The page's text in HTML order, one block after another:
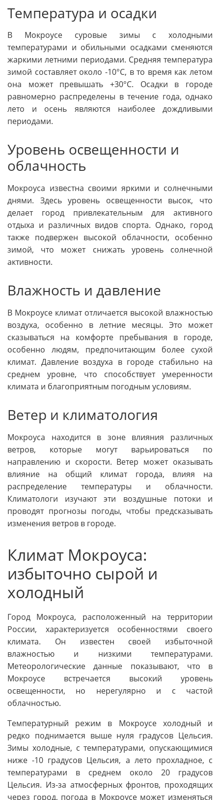
Температура и осадки
В Мокроусе суровые зимы с холодными
температурами и обильными осадками сменяются
жаркими летними периодами. Средняя температура
зимой составляет около -10°C, в то время как летом
она может превышать +30°C. Осадки в городе
равномерно распределены в течение года, однако
лето и осень являются наиболее дождливыми
периодами.
Уровень освещенности и
облачность
Мокроуса известна своими яркими и солнечными
днями. Здесь уровень освещенности высок, что
делает город привлекательным для активного
отдыха и различных видов спорта. Однако, город
также подвержен высокой облачности, особенно
зимой, что может снижать уровень солнечной
активности.
Влажность и давление
В Мокроусе климат отличается высокой влажностью
воздуха, особенно в летние месяцы. Это может
сказываться на комфорте пребывания в городе,
особенно людям, предпочитающим более сухой
климат. Давление воздуха в городе стабильно на
среднем уровне, что способствует умеренности
климата и благоприятным погодным условиям.
Ветер и климатология
Мокроуса находится в зоне влияния различных
ветров, которые могут варьироваться по
направлению и скорости. Ветер может оказывать
влияние на общий климат города, влияя на
распределение температуры и облачности.
Климатологи изучают эти воздушные потоки и
проводят прогнозы погоды, чтобы предсказывать
изменения ветров в городе.
Климат Мокроуса:
избыточно сырой и
холодный
Город Мокроуса, расположенный на территории
России, характеризуется особенностями своего
климата. Он известен своей избыточной
влажностью и низкими температурами.
Метеорологические данные показывают, что в
Мокроусе встречается высокий уровень
освещенности, но нерегулярно и с частой
облачностью.
Температурный режим в Мокроусе холодный и
редко поднимается выше нуля градусов Цельсия.
Зимы холодные, с температурами, опускающимися
ниже -10 градусов Цельсия, а лето прохладное, с
температурами в среднем около 20 градусов
Цельсия. Из-за атмосферных фронтов, проходящих
через город, погода в Мокроусе может изменяться